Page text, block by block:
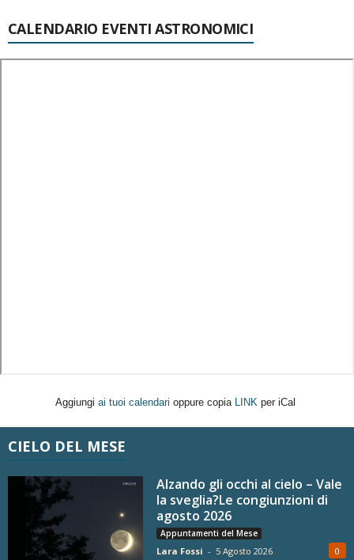
CALENDARIO EVENTI ASTRONOMICI
Aggiungi ai tuoi calendari oppure copia LINK per iCal
CIELO DEL MESE
Alzando gli occhi al cielo – Vale
la sveglia?Le congiunzioni di
agosto 2026
Appuntamenti del Mese
Lara Fossi - 5 Agosto 2026 0